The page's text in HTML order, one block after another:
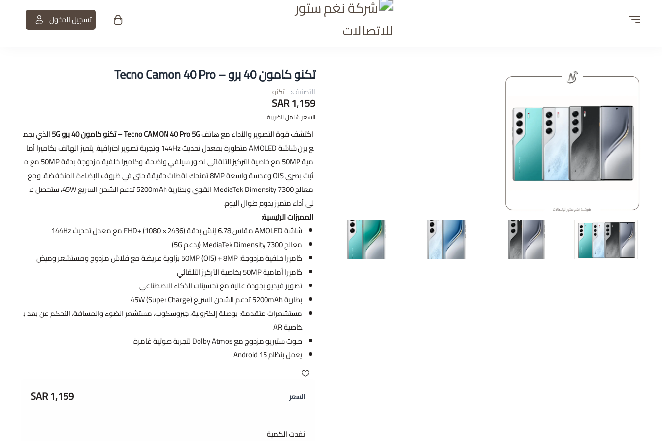
شركة نغم ستور للاتصالات تسجيل الدخول
تكنو كامون 40 برو – Tecno Camon 40 Pro
التصنيف: تكنو
1,159 SAR
السعر شامل الضريبة
اكتشف قوة التصوير والأداء مع هاتفTecno CAMON 40 Pro 5G – تكنو كامون 40 برو 5G
الذي يجم
ع بين شاشة AMOLED متطورة بمعدل تحديث 144Hz وتجربة تصوير احترافية. يتميز الهاتف بكاميرا أما
مية 50MP مع خاصية التركيز التلقائي لصور سيلفي واضحة، وكاميرا خلفية مزدوجة بدقة 50MP مع م
ثبت بصري OIS وعدسة واسعة 8MP تمنحك لقطات دقيقة حتى في ظروف الإضاءة المنخفضة. ومع
معالج MediaTek Dimensity 7300 القوي وبطارية 5200mAh تدعم الشحن السريع 45W، ستحصل ع
لى أداء متميز يدوم طوال اليوم.
المميزات الرئيسية:
شاشة AMOLED مقاس 6.78 إنش بدقة FHD+ (1080 × 2436) مع معدل تحديث 144Hz
معالج MediaTek Dimensity 7300 (يدعم 5G)
كاميرا خلفية مزدوجة: 50MP (OIS) + 8MP بزاوية عريضة مع فلاش مزدوج ومستشعر وميض
كاميرا أمامية 50MP بخاصية التركيز التلقائي
تصوير فيديو بجودة عالية مع تحسينات الذكاء الاصطناعي
بطارية 5200mAh تدعم الشحن السريع 45W (Super Charge)
مستشعرات متقدمة: بوصلة إلكترونية، جيروسكوب، مستشعر الضوء والمسافة، التحكم عن بعد ب
خاصية AR
صوت ستيريو مزدوج مع Dolby Atmos لتجربة صوتية غامرة
يعمل بنظام Android 15
السعر 1,159 SAR
نفدت الكمية